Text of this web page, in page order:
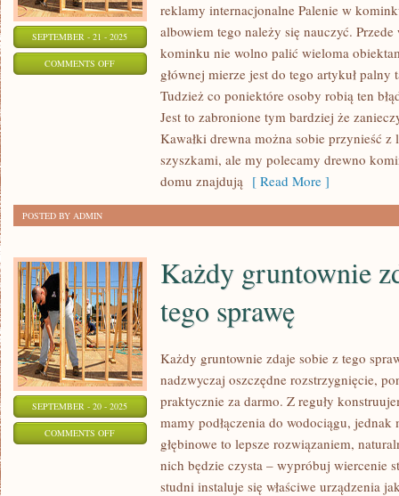
SEPTEMBER - 21 - 2025
COMMENTS OFFON
reklamy internacjonalne Palenie w
albowiem tego należy się nauczyć.
kominku nie wolno palić wieloma
głównej mierze jest do tego artykuł
Tudzież co poniektóre osoby robią ten
Jest to zabronione tym bardziej że
Kawałki drewna można sobie przynieść
szyszkami, ale my polecamy drewno
domu znajdują [ Read More ]
POSTED BY ADMIN
SEPTEMBER - 20 - 2025
COMMENTS OFFON
Każdy gruntownie
tego sprawę
Każdy gruntownie zdaje sobie z tego
nadzwyczaj oszczędne rozstrzygnięcie,
praktycznie za darmo. Z reguły
mamy podłączenia do wodociągu, jednak
głębinowe to lepsze rozwiązaniem,
nich będzie czysta – wypróbuj wiercenie
studni instaluje się właściwe urządzenia